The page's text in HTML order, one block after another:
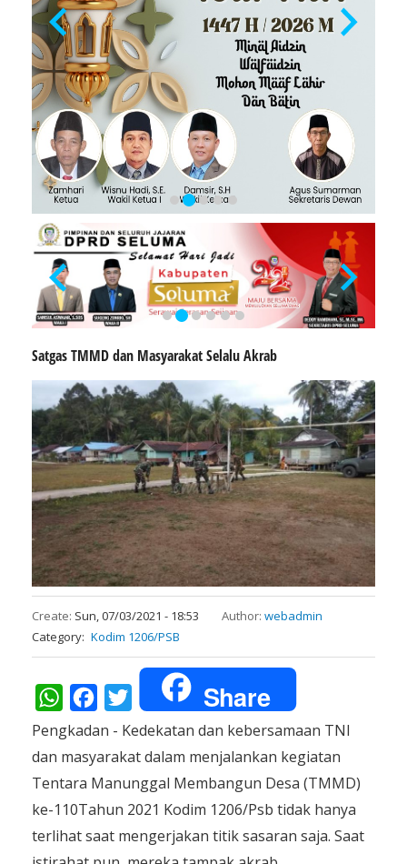
Satgas TMMD dan Masyarakat Selalu Akrab
Create: Sun, 07/03/2021 - 18:53 Author: webadmin
Category Kodim 1206/PSB
WhatsAppFacebookTwitter Share
Pengkadan - Kedekatan dan kebersamaan TNI
dan masyarakat dalam menjalankan kegiatan
Tentara Manunggal Membangun Desa (TMMD)
ke-110Tahun 2021 Kodim 1206/Psb tidak hanya
terlihat saat mengerjakan titik sasaran saja. Saat